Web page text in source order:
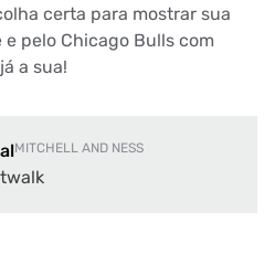
certa para mostrar sua
pelo Chicago Bulls com
a sua!
MITCHELL AND NESS